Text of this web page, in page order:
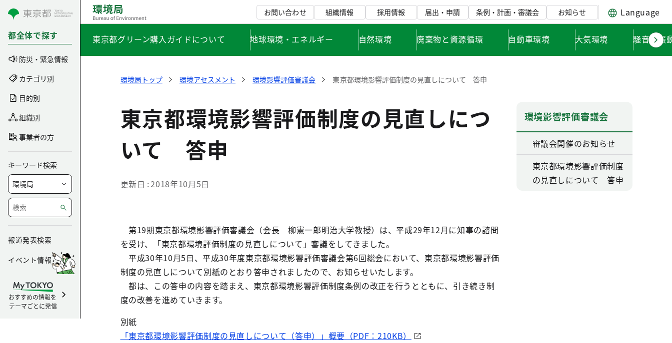
コンテンツにスキップ
都全体で探す
防災・緊急情報
カテゴリ別
目的別
組織別
事業者の方
キーワード検索
報道発表検索
イベント情報
おすすめの情報を
テーマごとに発信
お問い合わせ 組織情報 採用情報 届出・申請 条例・計画・審議会 お知らせ Language
東京都グリーン購入ガイドについて 地球環境・エネルギー 自然環境 廃棄物と資源循環 自動車環境 大気環境 騒音・振
環境局トップ 環境アセスメント 環境影響評価審議会 東京都環境影響評価制度の見直しについて 答申
東京都環境影響評価制度の見直しにつ
いて 答申
更新日 2018年10月5日
第19期東京都環境影響評価審議会（会長 柳憲一郎明治大学教授）は、平成29年12月に知事の諮問
を受け、「東京都環境評価制度の見直しについて」審議をしてきました。
平成30年10月5日、平成30年度東京都環境影響評価審議会第6回総会において、東京都環境影響評価
制度の見直しについて別紙のとおり答申されましたので、お知らせいたします。
都は、この答申の内容を踏まえ、東京都環境影響評価制度条例の改正を行うとともに、引き続き制
度の改善を進めていきます。
別紙
「東京都環境影響評価制度の見直しについて（答申）」概要（PDF：210KB）
環境影響評価審議会
審議会開催のお知らせ
東京都環境影響評価制度
の見直しについて 答申